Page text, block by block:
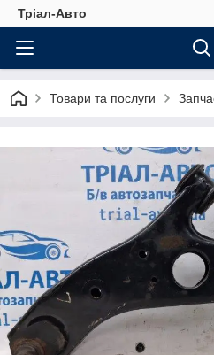
Тріал-Авто
Товари та послуги